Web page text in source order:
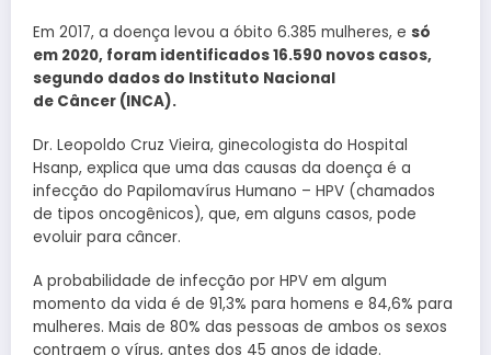
Em 2017, a doença levou a óbito 6.385 mulheres, e só
em 2020, foram identificados 16.590 novos casos,
segundo dados do Instituto Nacional
de Câncer (INCA).
Dr. Leopoldo Cruz Vieira, ginecologista do Hospital
Hsanp, explica que uma das causas da doença é a
infecção do Papilomavírus Humano – HPV (chamados
de tipos oncogênicos), que, em alguns casos, pode
evoluir para câncer.
A probabilidade de infecção por HPV em algum
momento da vida é de 91,3% para homens e 84,6% para
mulheres. Mais de 80% das pessoas de ambos os sexos
contraem o vírus, antes dos 45 anos de idade.